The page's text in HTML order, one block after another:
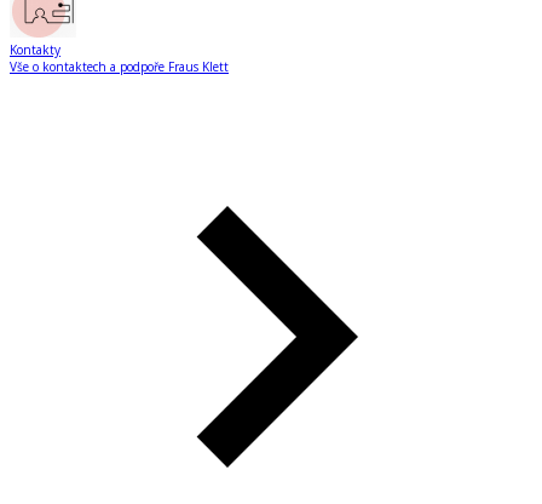
Kontakty
Vše o kontaktech a podpoře Fraus Klett